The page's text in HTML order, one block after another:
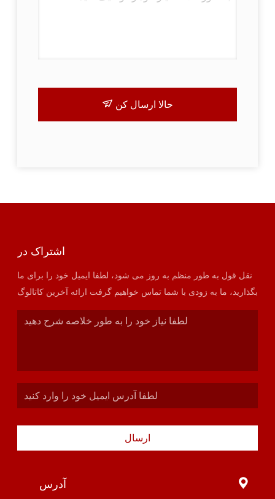
حالا ارسال کن
اشتراک در
نقل قول به طور منظم به روز می شود، لطفا ایمیل خود را برای ما
بگذارید، ما به زودی با شما تماس خواهیم گرفت ارائه آخرین کاتالوگ
ارسال
آدرس